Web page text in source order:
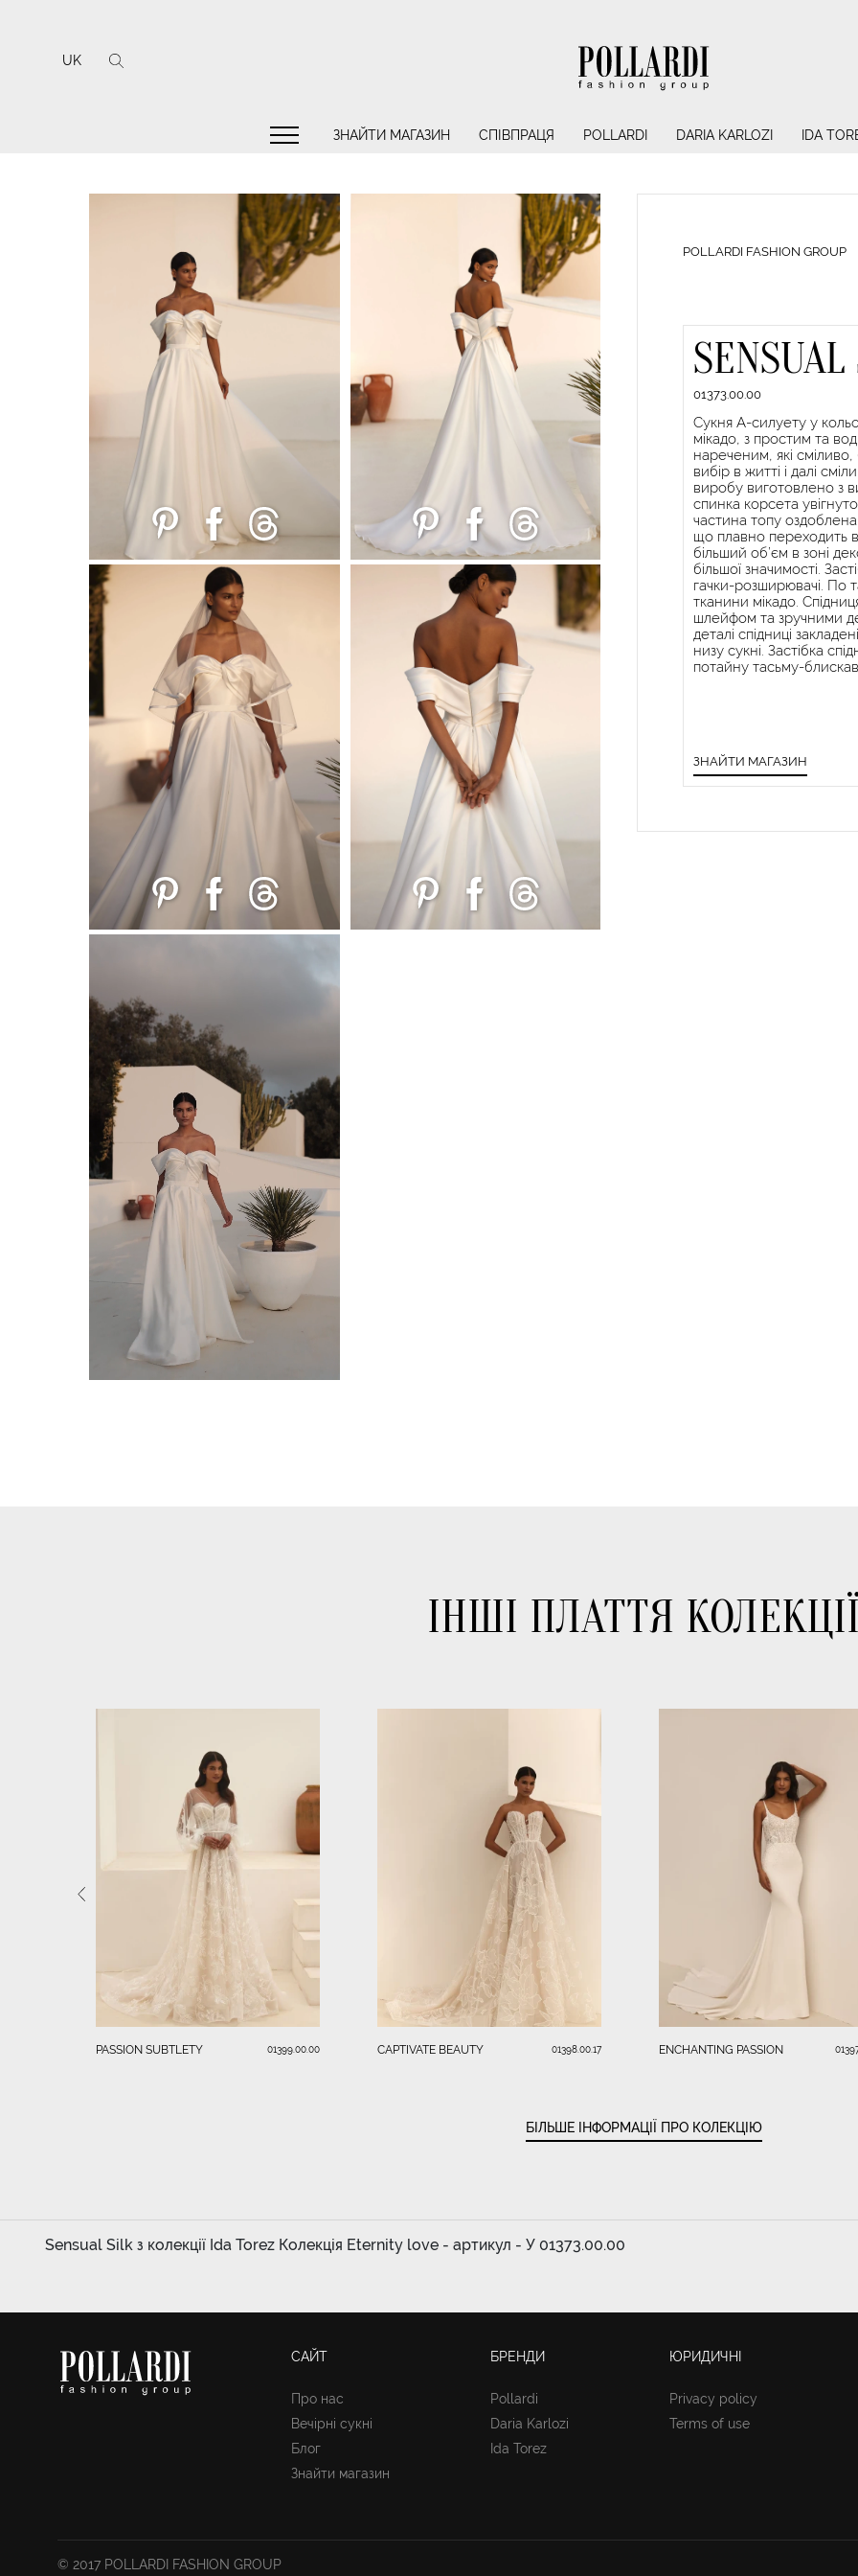
UK
ЗНАЙТИ МАГАЗИН СПІВПРАЦЯ POLLARDI DARIA KARLOZI IDA
POLLARDI FASHION GROUP
01373.00.00
Сукня А-силуету у
мікадо, з простим та
нареченим, які
вибір в житті і далі
виробу виготовлено з
спинка корсета
частина топу
що плавно переходить в
більший об’єм в зоні
більшої значимості.
гачки-розширювачі. По
тканини мікадо.
шлейфом та зручними
деталі спідниці
низу сукні. Застібка
потайну тасьму-
ЗНАЙТИ МАГАЗИН
ІНШІ ПЛАТТЯ
PASSION SUBTLETY 01399.00.00 CAPTIVATE BEAUTY 01398.00.17 ENCHANTING PASSION
БІЛЬШЕ ІНФОРМАЦІЇ ПРО КОЛЕКЦІЮ
Sensual Silk з колекції Ida Torez Колекція Eternity love - артикул - У 01373.00.00
САЙТ
Про нас
Вечірні сукні
Блог
Знайти магазин
БРЕНДИ
Pollardi
Daria Karlozi
Ida Torez
ЮРИДИЧНІ
Privacy policy
Terms of use
© 2017 POLLARDI FASHION GROUP